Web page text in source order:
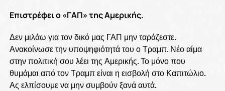
Επιστρέφει ο «ΓΑΠ» της Αμερικής.
Δεν μιλάω για τον δικό μας ΓΑΠ μην ταράζεστε.
Ανακοίνωσε την υποψηφιότητά του ο Τραμπ. Νέο αίμα
στην πολιτική σου λέει της Αμερικής. Το μόνο που
θυμάμαι από τον Τραμπ είναι η εισβολή στο Καπιτώλιο.
Ας ελπίσουμε να μην συμβούν ξανά αυτά.